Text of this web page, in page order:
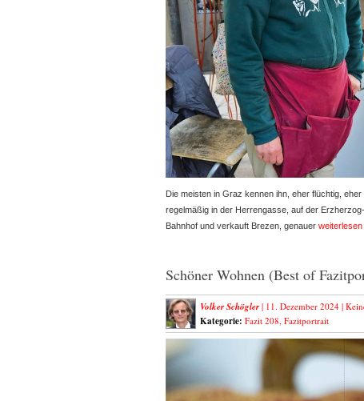
Die meisten in Graz kennen ihn, eher flüchtig,
regelmäßig in der Herrengasse, auf der
Bahnhof und verkauft Brezen, genauer weiterlesen
Schöner Wohnen (Best of
Volker Schögler| 11. Dezember 2024 |
Kategorie: Fazit 208, Fazitportrait